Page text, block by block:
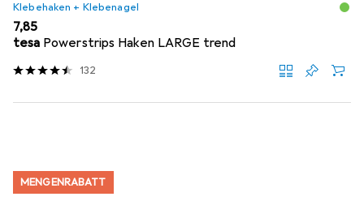
Klebehaken + Klebenagel
EUR
7,85
tesa Powerstrips Haken LARGE trend
132
MENGENRABATT